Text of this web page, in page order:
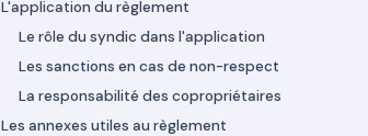
L'application du règlement
Le rôle du syndic dans l'application
Les sanctions en cas de non-respect
La responsabilité des copropriétaires
Les annexes utiles au règlement